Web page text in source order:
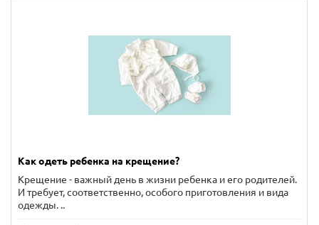
Как одеть ребенка на крещение?
Крещение - важный день в жизни ребенка и его родителей.
И требует, соответственно, особого приготовления и вида
одежды. ..